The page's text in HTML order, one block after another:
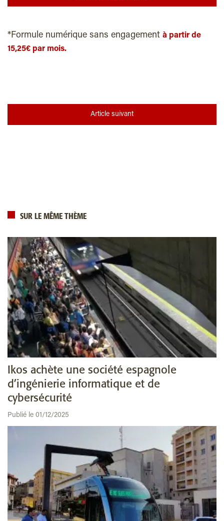
*Formule numérique sans engagement à partir de
15,25€ par mois.
Article suivant
SUR LE MÊME THÈME
Ikos achète une société espagnole
d’ingénierie informatique et de
cybersécurité
Publié le 01/12/2025